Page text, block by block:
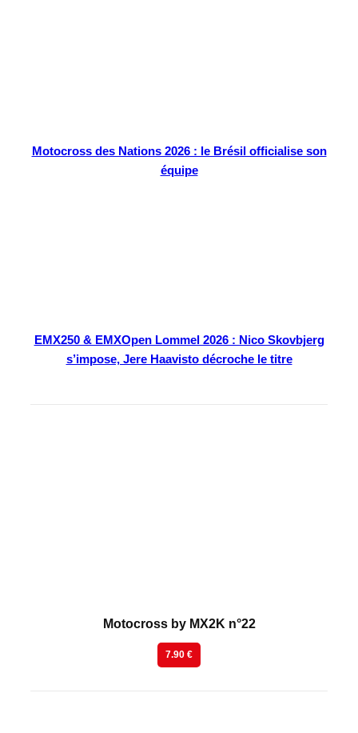
Motocross des Nations 2026 : le Brésil officialise son
équipe
EMX250 & EMXOpen Lommel 2026 : Nico Skovbjerg
s’impose, Jere Haavisto décroche le titre
Motocross by MX2K n°22
7.90 €